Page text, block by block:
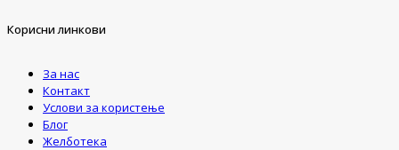
Корисни линкови
За нас
Контакт
Услови за користење
Блог
Желботека